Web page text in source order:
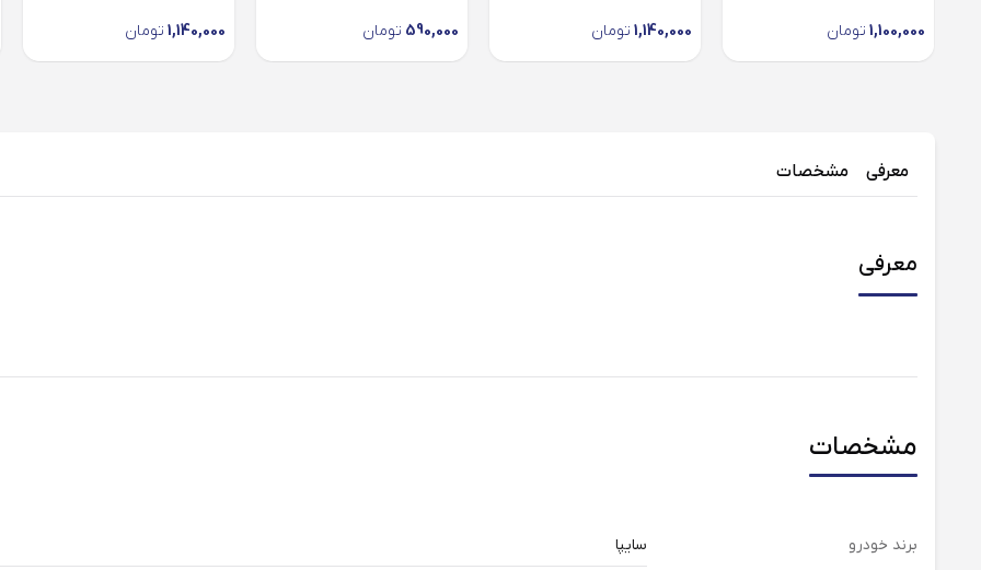
1,100,000 تومان 1,140,000 تومان 590,000 تومان 1,140,000 تومان
معرفی مشخصات
معرفی
مشخصات
برند خودرو
سایپا